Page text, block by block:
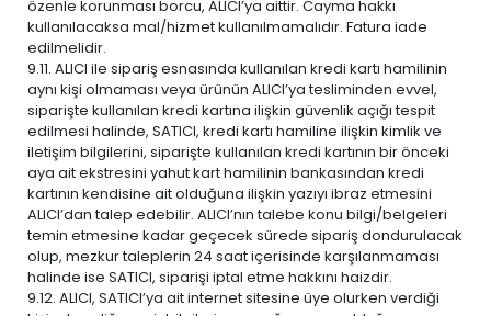
özenle korunması borcu, ALICI’ya aittir. Cayma hakkı
kullanılacaksa mal/hizmet kullanılmamalıdır. Fatura iade
edilmelidir.
9.11. ALICI ile sipariş esnasında kullanılan kredi kartı hamilinin
aynı kişi olmaması veya ürünün ALICI’ya tesliminden evvel,
siparişte kullanılan kredi kartına ilişkin güvenlik açığı tespit
edilmesi halinde, SATICI, kredi kartı hamiline ilişkin kimlik ve
iletişim bilgilerini, siparişte kullanılan kredi kartının bir önceki
aya ait ekstresini yahut kart hamilinin bankasından kredi
kartının kendisine ait olduğuna ilişkin yazıyı ibraz etmesini
ALICI’dan talep edebilir. ALICI’nın talebe konu bilgi/belgeleri
temin etmesine kadar geçecek sürede sipariş dondurulacak
olup, mezkur taleplerin 24 saat içerisinde karşılanmaması
halinde ise SATICI, siparişi iptal etme hakkını haizdir.
9.12. ALICI, SATICI’ya ait internet sitesine üye olurken verdiği